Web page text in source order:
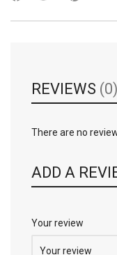
REVIEWS (0)
There are no
ADD A
Your review